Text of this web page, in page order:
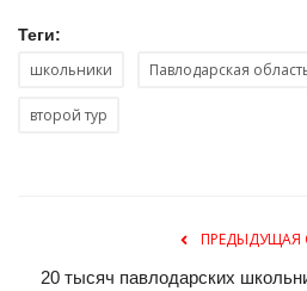
Теги:
школьники Павлодарская
второй тур
ПРЕДЫДУЩАЯ
20 тысяч павлодарских